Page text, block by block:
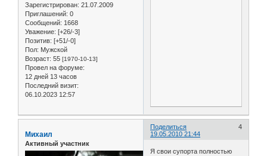
Зарегистрирован: 21.07.2009
Приглашений: 0
Сообщений: 1668
Уважение: [+26/-3]
Позитив: [+51/-0]
Пол: Мужской
Возраст: 55 [1970-10-13]
Провел на форуме:
12 дней 13 часов
Последний визит:
06.10.2023 12:57
Поделиться
4
19.05.2010 21:44
Михаил
Активный участник
Я свои супорта полностью